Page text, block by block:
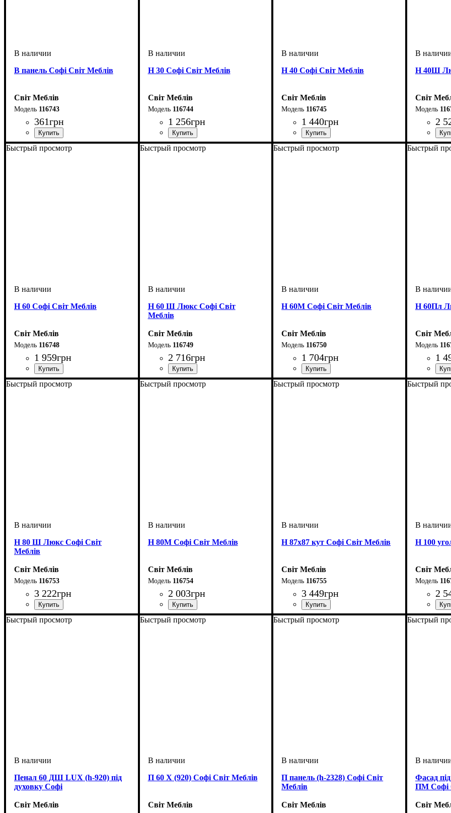
В панель Софі Світ Меблів
Світ Меблів
116743
361грн
ширина, мм: 320
высота, мм: 920
глубина, мм: 20
Н 30 Софі Світ Меблів
Світ Меблів
116744
1 256грн
ширина, мм: 300
высота, мм: 820
глубина, мм: 460
Н 40 Софі Світ Меблів
Світ Меблів
116745
1 440грн
ширина, мм: 400
высота, мм: 820
глубина, мм: 460
Н 40Ш
Світ
2
ширина,
высота,
глубина,
Быстрый просмотр
Н 60 Софі Світ Меблів
Світ Меблів
116748
1 959грн
ширина, мм: 600
высота, мм: 820
глубина, мм: 460
Быстрый просмотр
Н 60 Ш Люкс Софі Світ
Меблів
Світ Меблів
116749
2 716грн
ширина, мм: 600
высота, мм: 820
глубина, мм: 460
Быстрый просмотр
Н 60М Софі Світ Меблів
Світ Меблів
116750
1 704грн
ширина, мм: 600
высота, мм: 820
глубина, мм: 460
Быстрый
Н 60Пл
Світ
1
ширина,
высота,
глубина,
Быстрый просмотр
Н 80 Ш Люкс Софі Світ
Меблів
Світ Меблів
116753
3 222грн
ширина, мм: 800
высота, мм: 820
глубина, мм: 460
Быстрый просмотр
Н 80М Софі Світ Меблів
Світ Меблів
116754
2 003грн
ширина, мм: 800
высота, мм: 820
глубина, мм: 460
Быстрый просмотр
Н 87х87 кут Софі Світ Меблів
Світ Меблів
116755
3 449грн
ширина, мм: 870
высота, мм: 820
глубина, мм: 870
Быстрый
Н 100
Світ
2
ширина,
высота,
глубина,
Быстрый просмотр
Пенал 60 ДШ LUX (h-920) під
духовку Софі
Світ Меблів
Быстрый просмотр
П 60 Х (920) Софі Світ Меблів
Світ Меблів
Быстрый просмотр
П панель (h-2328) Софі Світ
Меблів
Світ Меблів
Быстрый
Фасад
ПМ Софі
Світ